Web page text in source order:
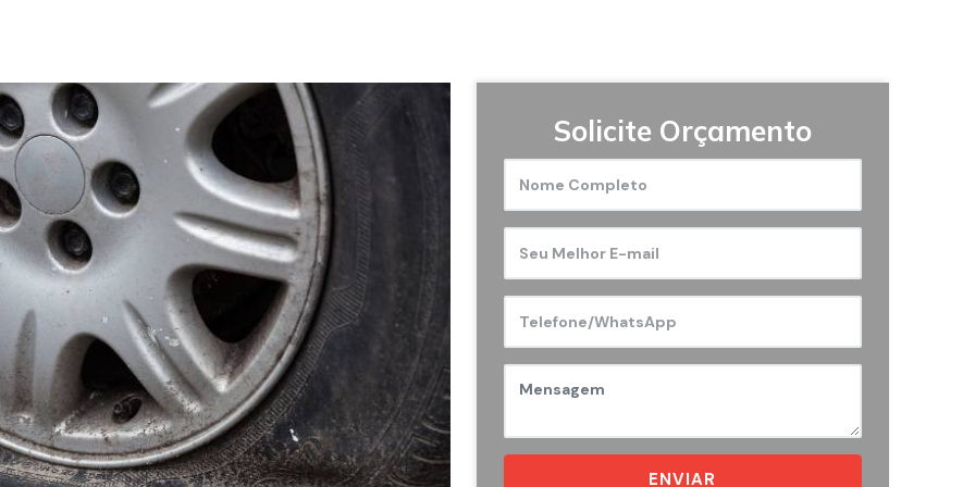
Solicite Orçamento
ENVIAR